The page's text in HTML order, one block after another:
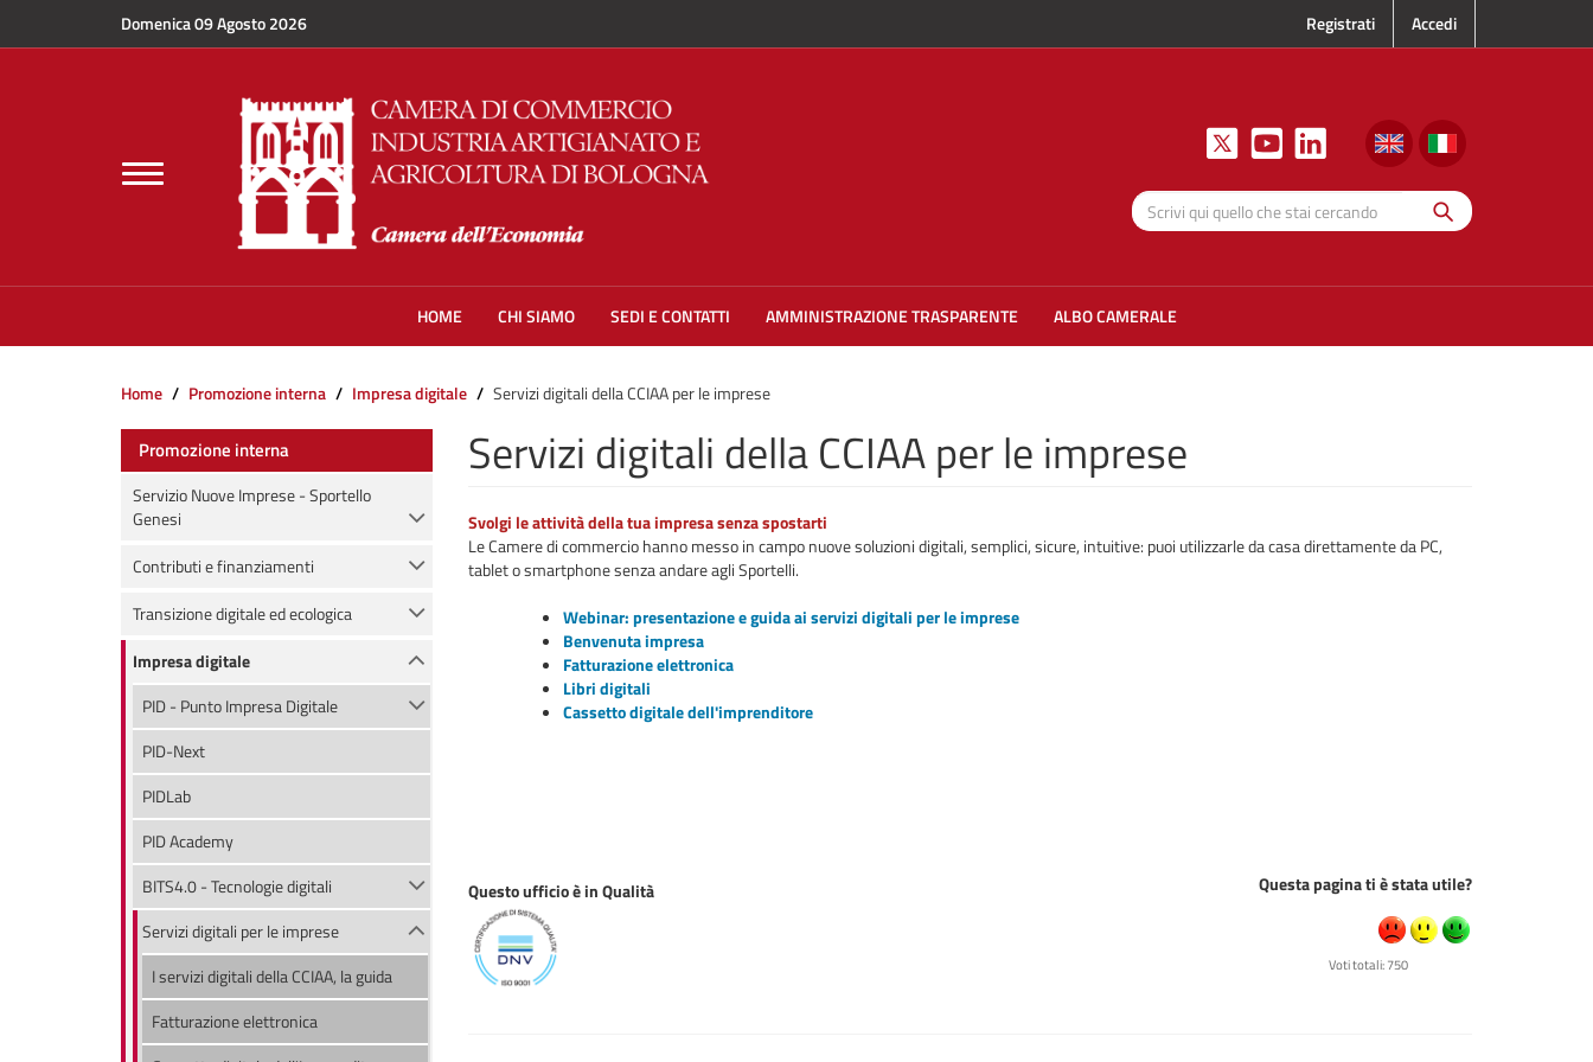
Domenica 09 Agosto 2026 Registrati Accedi
Toggle
navigation
stai
Cerca
HOME CHI SIAMO SEDI E CONTATTI AMMINISTRAZIONE TRASPARENTE ALBO CAMERALE
Home Promozione interna Impresa digitale Servizi digitali della CCIAA per le imprese
Promozione interna
Servizio Nuove Imprese - Sportello
Genesi
Contributi e finanziamenti
Transizione digitale ed ecologica
Impresa digitale
PID - Punto Impresa Digitale
PID-Next
PIDLab
PID Academy
BITS4.0 - Tecnologie digitali
Servizi digitali per le imprese
I servizi digitali della CCIAA, la guida
Fatturazione elettronica
Servizi digitali della CCIAA per le imprese
Svolgi le attività della tua impresa senza spostarti
Le Camere di commercio hanno messo in campo nuove soluzioni digitali, semplici, sicure, intuitive: puoi utilizzarle da casa direttamente da PC,
tablet o smartphone senza andare agli Sportelli.
Webinar: presentazione e guida ai servizi digitali per le imprese
Benvenuta impresa
Fatturazione elettronica
Libri digitali
Cassetto digitale dell'imprenditore
Questa pagina ti è stata utile?
Voti totali: 750
Questo ufficio è in Qualità